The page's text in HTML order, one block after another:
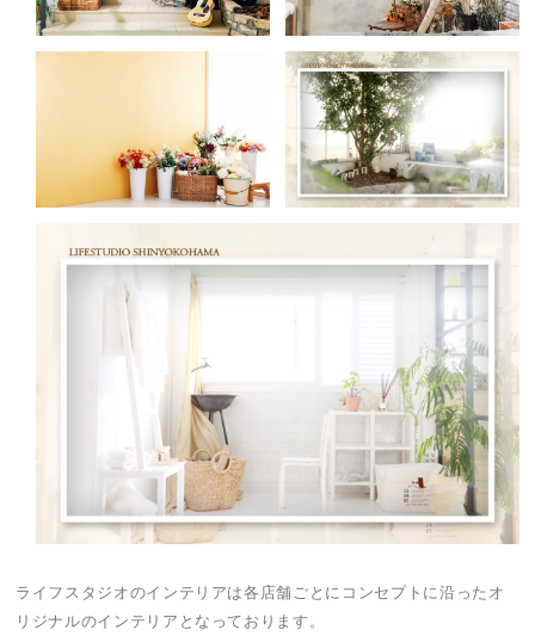
ライフスタジオのインテリアは各店舗ごとにコンセプトに沿ったオ
リジナルのインテリアとなっております。